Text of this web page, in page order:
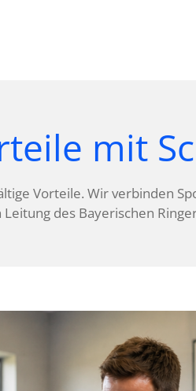
mit
Vorteile. Wir verbinden
des Bayerischen